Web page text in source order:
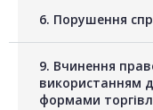
6. Порушення
9. Вчинення
використанням
формами